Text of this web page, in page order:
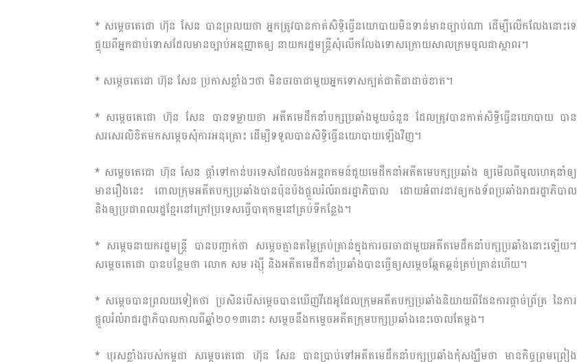
* សម្តេចតេជោ ហ៊ុន សែន បានព្រលយថា អ្នកត្រូវបានកាត់សិទ្ធិធ្វើនយោបាយមិនទាន់មានច្បាប់ណា ដើម្បីលើកលែងនោះទេ
ផ្ទុយពីអ្នកជាប់ទោសដែលមានច្បាប់អនុញ្ញាតឲ្យ នាយករដ្ឋមន្រ្តីសុំលើកលែងទោសក្រោយសាលក្រមចូលជាស្ថាពរ។
* សម្តេចតេជោ ហ៊ុន សែន ប្រកាសខ្លាំងៗថា មិនចរចាជាមួយអ្នកទោសក្បត់ជាតិជាដាច់ខាត។
* សម្តេចតេជោ ហ៊ុន សែន បានទម្លាយថា អតីតមេដឹកនាំបក្សប្រឆាំងមួយចំនួន ដែលត្រូវបានកាត់សិទ្ធិធ្វើនយោបាយ បាន
សរសេរលិខិតមកសម្តេចសុំការអនុគ្រោះ ដើម្បីទទួលបានសិទ្ធិធ្វើនយោបាយឡើងវិញ។
* សម្តេចតេជោ ហ៊ុន សែន ផ្តាំទៅកាន់បរទេសដែលចង់អន្តរាគមន៍ជួយមេដឹកនាំអតីតមេបក្សប្រឆាំង ឲ្យមើលពីមូលហេតុនាំឲ្យ
មានរឿងនេះ ពោលក្រុមអតីតបក្សប្រឆាំងបានប៉ុនប៉ងផ្តួលរំលំរាជរដ្ឋាភិបាល ដោយអំពាវនាវឲ្យកងទ័ពប្រឆាំងរាជរដ្ឋាភិបាល
និងឲ្យប្រជាពលរដ្ឋខ្មែរនៅក្រៅប្រទេសធ្វើបាតុកម្មនៅគ្រប់ទីកន្លែង។
* សម្តេចនាយករដ្ឋមន្ត្រី បានបញ្ជាក់ថា សម្តេចគ្មានតម្លៃគ្រប់គ្រាន់ក្នុងការចរចាជាមួយអតីតមេដឹកនាំបក្សប្រឆាំងនោះឡើយ។
សម្តេចតេជោ បានបន្ថែមថា លោក សម រង្ស៊ី និងអតីតមេដឹកនាំប្រឆាំងបានធ្វើឲ្យសម្តេចឆ្អែតឆ្អន់គ្រប់គ្រាន់ហើយ។
* សម្តេចបានព្រលយទៀតថា ប្រសិនបើសម្តេចបានឃើញវីដេអូដែលក្រុមអតីតបក្សប្រឆាំងនិយាយពីផែនការផ្តាច់ព្រ័ត្រ នៃការ
ផ្តួលរំលំរាជរដ្ឋាភិបាលកាលពីឆ្នាំ២០១៣នោះ សម្តេចនឹងកម្ទេចអតីតក្រុមបក្សប្រឆាំងនេះចោលតែម្តង។
* បុរសខ្លាំងរបស់កម្ពុជា សម្តេចតេជោ ហ៊ុន សែន បានប្រាប់ទៅអតីតមេដឹកនាំបក្សប្រឆាំងកុំសង្ឃឹមថា មានកិច្ចព្រមព្រៀង